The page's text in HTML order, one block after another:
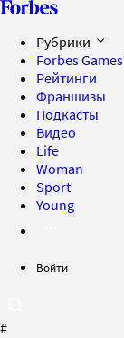
Рубрики
Forbes Games
Рейтинги
Франшизы
Подкасты
Видео
Life
Woman
Sport
Young
Войти
#